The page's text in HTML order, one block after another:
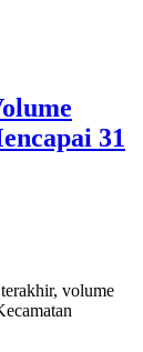
31
volume